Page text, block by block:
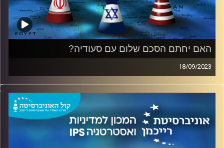
האם יחתם הסכם שלום עם סעודיה?
18/09/2023
מדינת ישראל עומדת בפני הזדמנות היסטורית להסכם שלום
עם סעודיה בחסות ארה"ב.
בפודקאסט נבחן את הסיכויים אל מול האתגרים בדרך להשגת
ההסכם. כמו כן נתייחס להשלכות האפשריות על מאזן הכוחות
במזרח התיכון.